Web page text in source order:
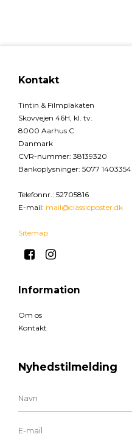
Kontakt
Tintin & Filmplakaten
Skovvejen 46H, kl. tv.
8000 Aarhus C
Danmark
CVR-nummer: 38139320
Bankoplysninger: 5077 1403354
Telefonnr.: 52705816
E-mail: mail@classicposter.dk
Sitemap
Information
Om os
Kontakt
Nyhedstilmelding